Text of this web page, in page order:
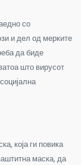
со
и дел од мерките
да биде
што вирусот
која ги повика
маска, да